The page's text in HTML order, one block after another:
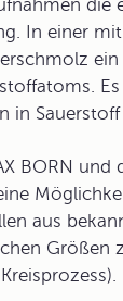
die
In einer
in
BORN und
aus
Größen
).